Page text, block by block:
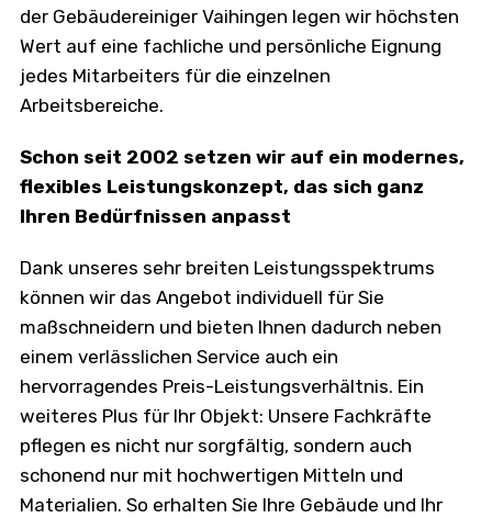
der Gebäudereiniger Vaihingen legen wir höchsten
Wert auf eine fachliche und persönliche Eignung
jedes Mitarbeiters für die einzelnen
Arbeitsbereiche.
Schon seit 2002 setzen wir auf ein modernes,
flexibles Leistungskonzept, das sich ganz
Ihren Bedürfnissen anpasst
Dank unseres sehr breiten Leistungsspektrums
können wir das Angebot individuell für Sie
maßschneidern und bieten Ihnen dadurch neben
einem verlässlichen Service auch ein
hervorragendes Preis-Leistungsverhältnis. Ein
weiteres Plus für Ihr Objekt: Unsere Fachkräfte
pflegen es nicht nur sorgfältig, sondern auch
schonend nur mit hochwertigen Mitteln und
Materialien. So erhalten Sie Ihre Gebäude und Ihr